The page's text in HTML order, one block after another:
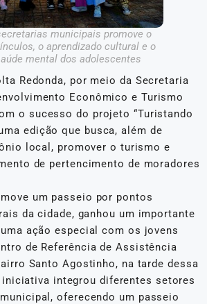
municipais promove o
o aprendizado cultural e o
mental dos adolescentes
Redonda, por meio da Secretaria
Econômico e Turismo
o sucesso do projeto “Turistando
edição que busca, além de
local, promover o turismo e
de pertencimento de moradores
um passeio por pontos
da cidade, ganhou um importante
ação especial com os jovens
de Referência de Assistência
Santo Agostinho, na tarde dessa
integrou diferentes setores
oferecendo um passeio